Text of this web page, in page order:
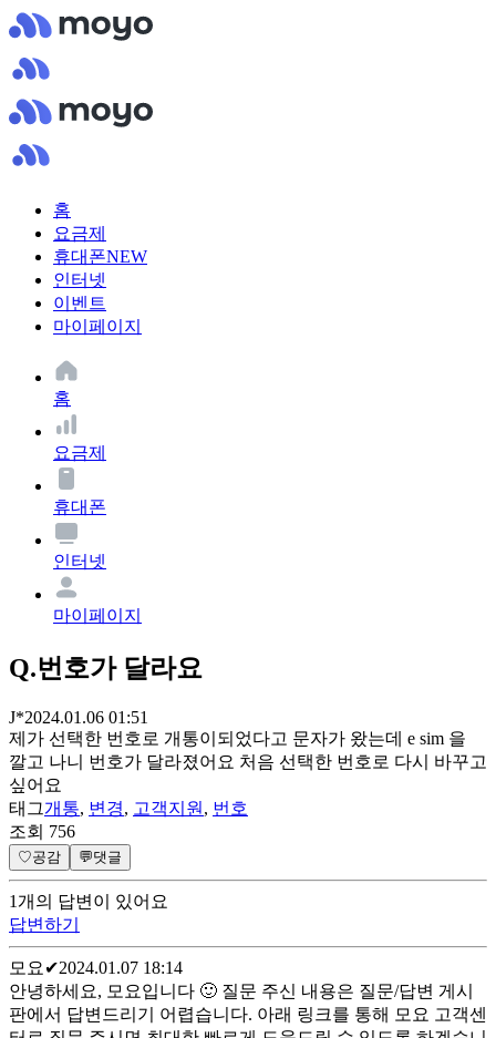
홈
요금제
휴대폰NEW
인터넷
이벤트
마이페이지
홈
요금제
휴대폰
인터넷
마이페이지
Q.번호가 달라요
J*2024.01.06 01:51
제가 선택한 번호로 개통이되었다고 문자가 왔는데 e sim 을
깔고 나니 번호가 달라졌어요 처음 선택한 번호로 다시 바꾸고
싶어요
태그개통, 변경, 고객지원 , 번호
조회 756
♡공감 💬댓글
1개 의 답변이 있어요
답변하기
모요 ✔2024.01.07 18:14
안녕하세요, 모요입니다 🙂 질문 주신 내용은 질문/답변 게시
판에서 답변드리기 어렵습니다. 아래 링크를 통해 모요 고객센